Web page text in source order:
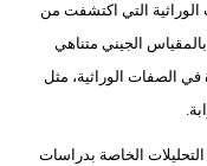
الوراثية التي اكتشفت من
الجيني متناهي
في الصفات الوراثية، مثل
الخاصة بدراسات